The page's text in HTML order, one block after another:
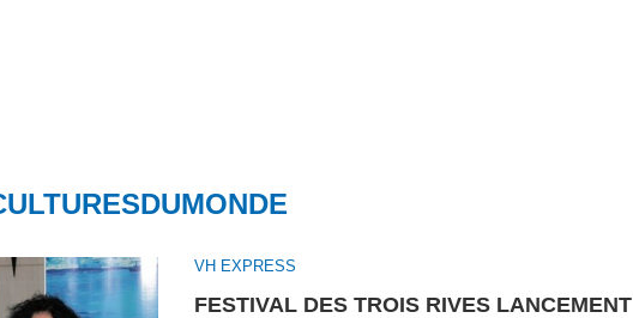
VH EXPRESS
FESTIVAL DES TROIS RIVES LANCEMENT